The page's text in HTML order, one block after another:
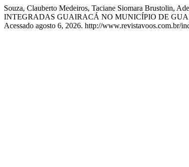
Souza, Clauberto Medeiros, Taciane Siomara
INTEGRADAS GUAIRACÁ NO MUNICÍPIO DE
Acessado agosto 6, 2026. http://www.revistavoos.com.br/